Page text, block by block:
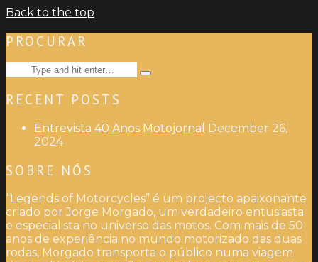
Back to the top
PROCURAR
Search
Type
RECENT POSTS
Entrevista 40 Anos Motojornal December 26,
2024
SOBRE NÓS
“Legends of Motorcycles” é um projecto apaixonante
criado por Jorge Morgado, um verdadeiro entusiasta
e especialista no universo das motos. Com mais de 50
anos de experiência no mundo motorizado das duas
rodas, Morgado transporta o público numa viagem